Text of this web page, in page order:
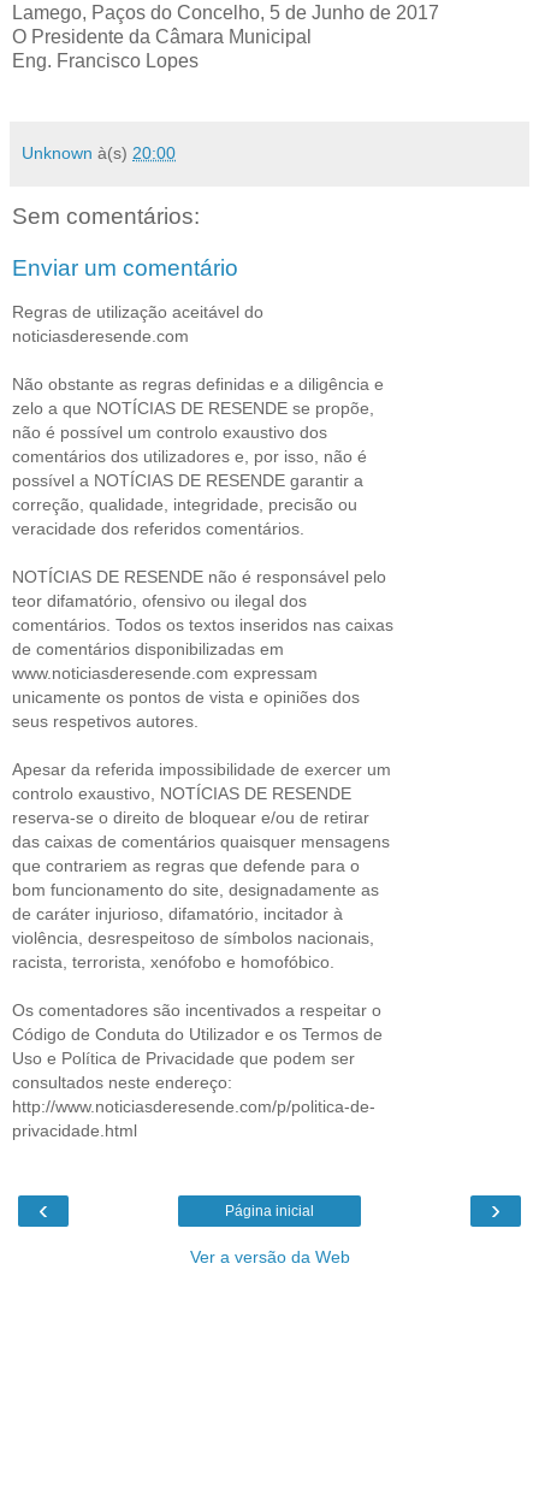
Lamego, Paços do Concelho, 5 de Junho de 2017
O Presidente da Câmara Municipal
Eng. Francisco Lopes
Unknown à(s) 20:00
Sem comentários:
Enviar um comentário
Regras de utilização aceitável do
noticiasderesende.com
Não obstante as regras definidas e a diligência e
zelo a que NOTÍCIAS DE RESENDE se propõe,
não é possível um controlo exaustivo dos
comentários dos utilizadores e, por isso, não é
possível a NOTÍCIAS DE RESENDE garantir a
correção, qualidade, integridade, precisão ou
veracidade dos referidos comentários.
NOTÍCIAS DE RESENDE não é responsável pelo
teor difamatório, ofensivo ou ilegal dos
comentários. Todos os textos inseridos nas caixas
de comentários disponibilizadas em
www.noticiasderesende.com expressam
unicamente os pontos de vista e opiniões dos
seus respetivos autores.
Apesar da referida impossibilidade de exercer um
controlo exaustivo, NOTÍCIAS DE RESENDE
reserva-se o direito de bloquear e/ou de retirar
das caixas de comentários quaisquer mensagens
que contrariem as regras que defende para o
bom funcionamento do site, designadamente as
de caráter injurioso, difamatório, incitador à
violência, desrespeitoso de símbolos nacionais,
racista, terrorista, xenófobo e homofóbico.
Os comentadores são incentivados a respeitar o
Código de Conduta do Utilizador e os Termos de
Uso e Política de Privacidade que podem ser
consultados neste endereço:
http://www.noticiasderesende.com/p/politica-de-
privacidade.html
‹ ›
Página inicial
Ver a versão da Web